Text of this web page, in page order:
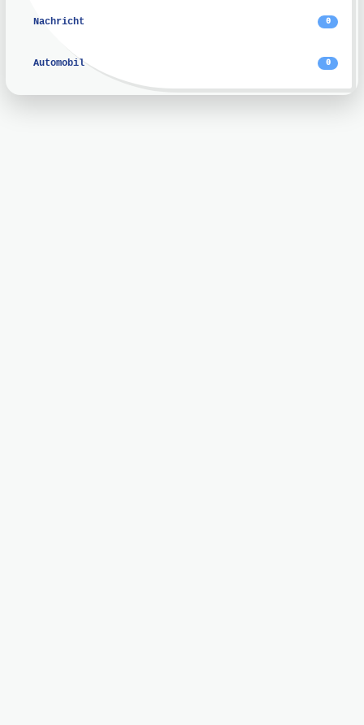
Nachricht 0
Automobil 0